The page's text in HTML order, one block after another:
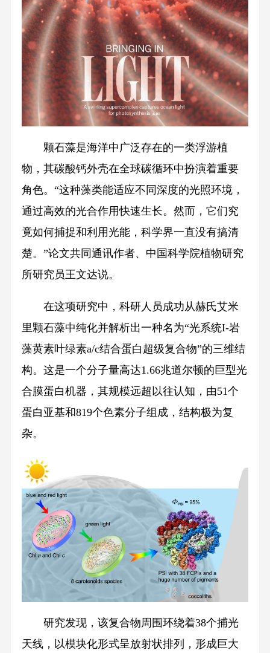
颗石藻是海洋中广泛存在的一类浮游植
物，其碳酸钙外壳在全球碳循环中扮演着重要
角色。“这种藻类能适应不同深度的光照环境，
通过高效的光合作用快速生长。然而，它们究
竟如何捕捉和利用光能，科学界一直没有搞清
楚。”论文共同通讯作者、中国科学院植物研究
所研究员王文达说。
在这项研究中，科研人员成功从赫氏艾米
里颗石藻中纯化并解析出一种名为“光系统I-岩
藻黄素叶绿素a/c结合蛋白超级复合物”的三维结
构。这是一个分子量高达1.66兆道尔顿的巨型光
合膜蛋白机器，其规模远超以往认知，由51个
蛋白亚基和819个色素分子组成，结构极为复
杂。
研究发现，该复合物周围环绕着38个捕光
天线，以模块化形式呈放射状排列，形成巨大